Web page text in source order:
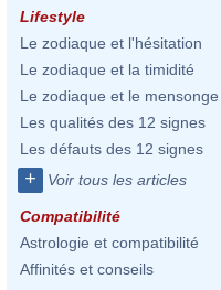
Lifestyle
Le zodiaque et l'hésitation
Le zodiaque et la timidité
Le zodiaque et le mensonge
Les qualités des 12 signes
Les défauts des 12 signes
+ Voir tous les articles
Compatibilité
Astrologie et compatibilité
Affinités et conseils